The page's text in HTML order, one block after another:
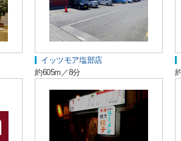
イッツモア塩部店
約605m／8分